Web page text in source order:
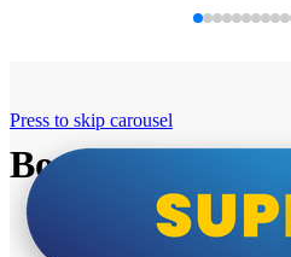
Bosch super cene
Press to skip carousel